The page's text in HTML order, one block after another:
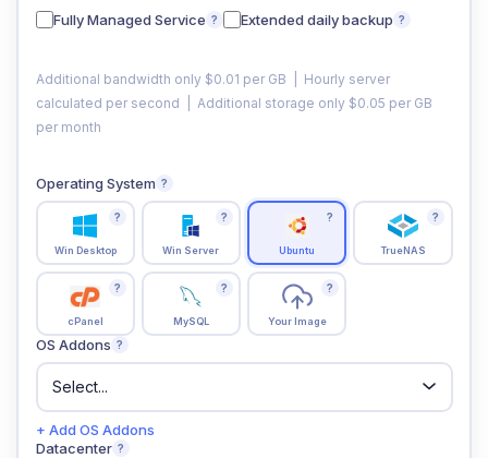
Fully Managed Service ? Extended daily backup ?
Additional bandwidth only $0.01 per GB | Hourly server
calculated per second | Additional storage only $0.05 per GB
per month
Operating System ?
Win Desktop
?
Win Server
?
Ubuntu
?
TrueNAS
?
cPanel
?
MySQL
?
Your Image
?
OS Addons ?
+ Add OS Addons
Datacenter ?